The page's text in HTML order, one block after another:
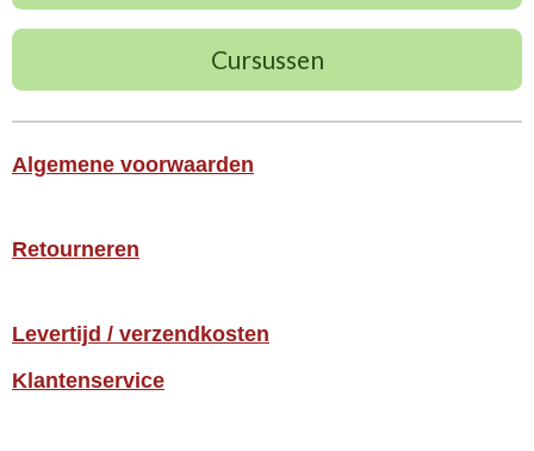
Cursussen
Algemene voorwaarden
Retourneren
Levertijd / verzendkosten
Klantenservice